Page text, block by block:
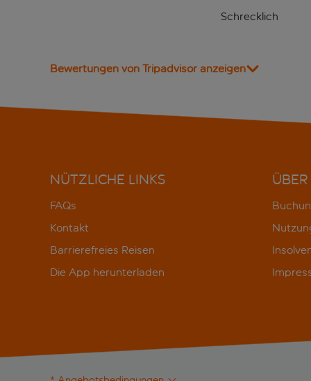
Schrecklich
Bewertungen von Tripadvisor anzeigen
NÜTZLICHE LINKS
FAQs
Kontakt
Barrierefreies Reisen
Die App herunterladen